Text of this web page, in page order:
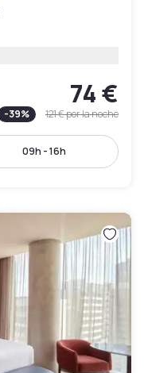
74 €
-39% 121 €por la noche
09h - 16h